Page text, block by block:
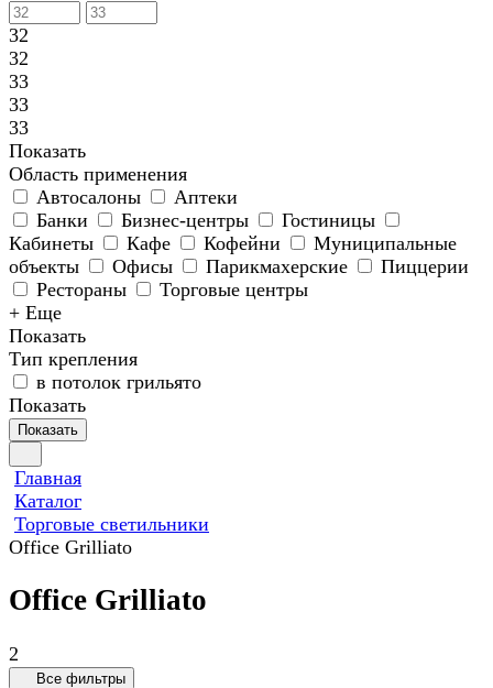
32
32
33
33
33
Показать
Область применения
Автосалоны
Аптеки
Банки
Бизнес-центры
Гостиницы
Кабинеты
Кафе Кофейни
Муниципальные
объекты
Офисы Парикмахерские
Пиццерии
Рестораны
Торговые центры
+ Еще
Показать
Тип крепления
в потолок грильято
Показать
Показать
Главная
Каталог
Торговые светильники
Office Grilliato
Office Grilliato
2
Все фильтры